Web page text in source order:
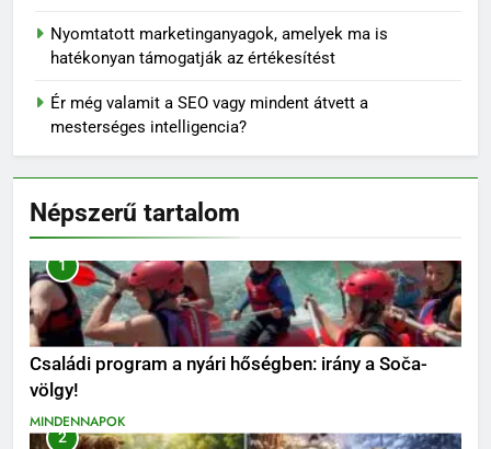
Nyomtatott marketinganyagok, amelyek ma is
hatékonyan támogatják az értékesítést
Ér még valamit a SEO vagy mindent átvett a
mesterséges intelligencia?
Népszerű tartalom
1
Családi program a nyári hőségben: irány a Soča-
völgy!
MINDENNAPOK
2